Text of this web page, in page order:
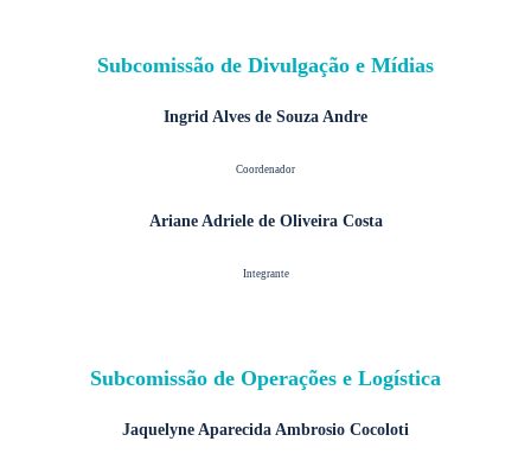
Subcomissão de Divulgação e Mídias
Ingrid Alves de Souza Andre
Coordenador
Ariane Adriele de Oliveira Costa
Integrante
Subcomissão de Operações e Logística
Jaquelyne Aparecida Ambrosio Cocoloti